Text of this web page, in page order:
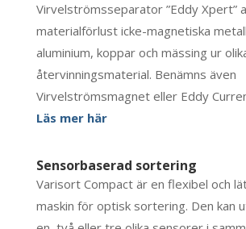
Virvelströmsseparator ”Eddy Xpert”
materialförlust icke-magnetiska
aluminium, koppar och mässing ur
återvinningsmaterial. Benämns även
Virvelströmsmagnet eller Eddy
Läs mer här
Sensorbaserad sortering
Varisort Compact är en flexibel och
maskin för optisk sortering. Den kan